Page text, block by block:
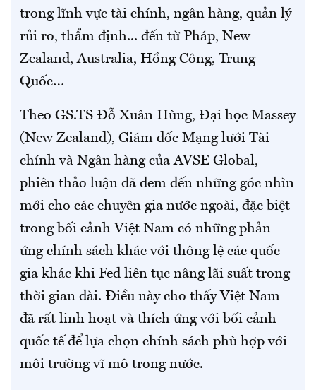
trong lĩnh vực tài chính, ngân hàng, quản lý
rủi ro, thẩm định... đến từ Pháp, New
Zealand, Australia, Hồng Công, Trung
Quốc…
Theo GS.TS Đỗ Xuân Hùng, Đại học Massey
(New Zealand), Giám đốc Mạng lưới Tài
chính và Ngân hàng của AVSE Global,
phiên thảo luận đã đem đến những góc nhìn
mới cho các chuyên gia nước ngoài, đặc biệt
trong bối cảnh Việt Nam có những phản
ứng chính sách khác với thông lệ các quốc
gia khác khi Fed liên tục nâng lãi suất trong
thời gian dài. Điều này cho thấy Việt Nam
đã rất linh hoạt và thích ứng với bối cảnh
quốc tế để lựa chọn chính sách phù hợp với
môi trường vĩ mô trong nước.